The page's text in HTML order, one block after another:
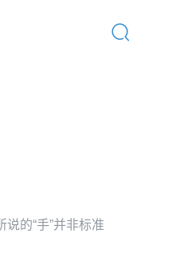
的“手”并非标准